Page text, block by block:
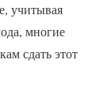
учитывая
многие
сдать этот